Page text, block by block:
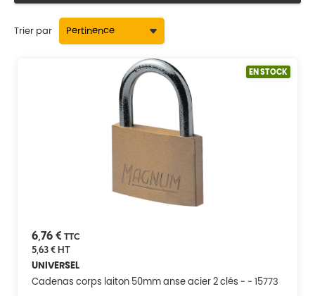
Trier par
EN STOCK
6,76 € TTC
5,63 €HT
UNIVERSEL
Cadenas corps laiton 50mm anse acier 2 clés - - 15773